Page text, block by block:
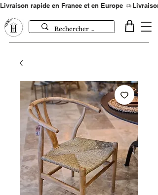
Livraison rapide en France et en Europe